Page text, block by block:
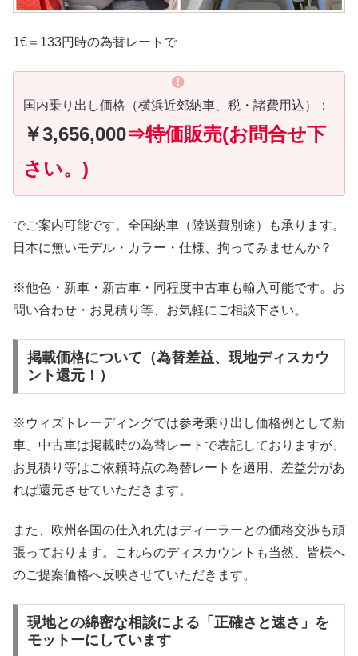
1€＝133円時の為替レートで
国内乗り出し価格（横浜近郊納車、税・諸費用込）：
￥3,656,000⇒特価販売(お問合せ下
さい。)
でご案内可能です。全国納車（陸送費別途）も承ります。
日本に無いモデル・カラー・仕様、拘ってみませんか？
※他色・新車・新古車・同程度中古車も輸入可能です。お
問い合わせ・お見積り等、お気軽にご相談下さい。
掲載価格について（為替差益、現地ディスカウ
ント還元！）
※ウィズトレーディングでは参考乗り出し価格例として新
車、中古車は掲載時の為替レートで表記しておりますが、
お見積り等はご依頼時点の為替レートを適用、差益分があ
れば還元させていただきます。
また、欧州各国の仕入れ先はディーラーとの価格交渉も頑
張っております。これらのディスカウントも当然、皆様へ
のご提案価格へ反映させていただきます。
現地との綿密な相談による「正確さと速さ」を
モットーにしています